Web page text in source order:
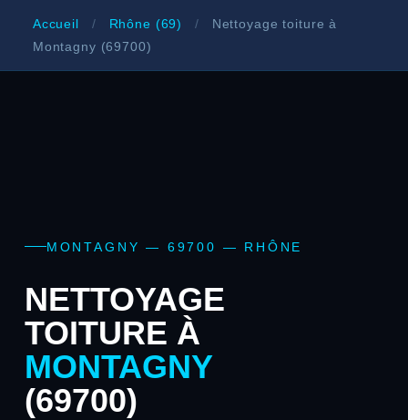
Accueil / Rhône (69) /
Nettoyage toiture à
Montagny (69700)
MONTAGNY — 69700 — RHÔNE
NETTOYAGE
TOITURE À
MONTAGNY
(69700)